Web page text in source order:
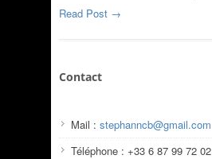
Read Post →
Contact
Mail : stephanncb@gmail.com
Téléphone : +33 6 87 99 72 02